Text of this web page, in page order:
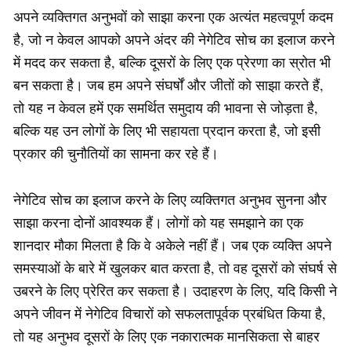
अपने व्यक्तिगत अनुभवों को साझा करना एक अत्यंत महत्वपूर्ण कदम
है, जो न केवल आपको अपने अंदर की नेगेटिव सोच का इलाज करने
में मदद कर सकता है, बल्कि दूसरों के लिए एक प्रेरणा का स्रोत भी
बन सकता है। जब हम अपने संघर्षों और जीतों को साझा करते हैं,
तो यह न केवल हमें एक समर्थित समुदाय की भावना से जोड़ता है,
बल्कि यह उन लोगों के लिए भी सहायता प्रदान करता है, जो इसी
प्रकार की चुनौतियों का सामना कर रहे हैं।
नेगेटिव सोच का इलाज करने के लिए व्यक्तिगत अनुभव सुनना और
साझा करना दोनों आवश्यक हैं। लोगों को यह समझाने का एक
शानदार मौका मिलता है कि वे अकेले नहीं हैं। जब एक व्यक्ति अपने
समस्याओं के बारे में खुलकर बात करता है, तो वह दूसरों को संघर्ष से
उबरने के लिए प्रेरित कर सकता है। उदाहरण के लिए, यदि किसी ने
अपने जीवन में नेगेटिव विचारों को सफलतापूर्वक प्रबंधित किया है,
तो यह अनुभव दूसरों के लिए एक नकारात्मक मानसिकता से बाहर